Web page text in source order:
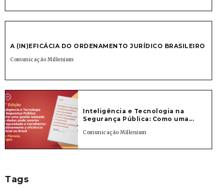
A (IN)EFICÁCIA DO ORDENAMENTO JURÍDICO BRASILEIRO
Comunicação Millenium
Inteligência e Tecnologia na
Segurança Pública: Como uma...
Comunicação Millenium
Tags